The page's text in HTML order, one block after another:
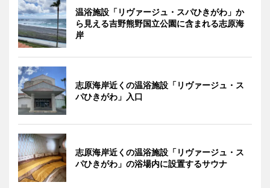
温浴施設「リヴァージュ・スパひきがわ」か
ら見える吉野熊野国立公園に含まれる志原海
岸
志原海岸近くの温浴施設「リヴァージュ・ス
パひきがわ」入口
志原海岸近くの温浴施設「リヴァージュ・ス
パひきがわ」の浴場内に設置するサウナ